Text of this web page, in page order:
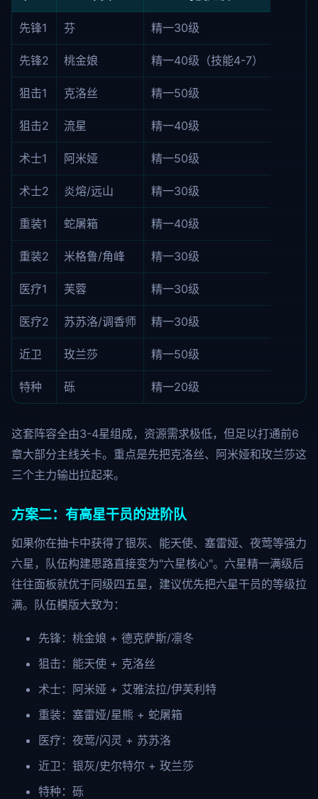
先锋1 芬 精一30级
先锋2 桃金娘 精一40级（技能4-7）
狙击1 克洛丝 精一50级
狙击2 流星 精一40级
术士1 阿米娅 精一50级
术士2 炎熔/远山 精一30级
重装1 蛇屠箱 精一40级
重装2 米格鲁/角峰 精一30级
医疗1 芙蓉 精一30级
医疗2 苏苏洛/调香师 精一30级
近卫 玫兰莎 精一50级
特种 砾 精一20级
这套阵容全由3-4星组成，资源需求极低，但足以打通前6
章大部分主线关卡。重点是先把克洛丝、阿米娅和玫兰莎这
三个主力输出拉起来。
方案二：有高星干员的进阶队
如果你在抽卡中获得了银灰、能天使、塞雷娅、夜莺等强力
六星，队伍构建思路直接变为"六星核心"。六星精一满级后
往往面板就优于同级四五星，建议优先把六星干员的等级拉
满。队伍模版大致为：
先锋：桃金娘 + 德克萨斯/凛冬
狙击：能天使 + 克洛丝
术士：阿米娅 + 艾雅法拉/伊芙利特
重装：塞雷娅/星熊 + 蛇屠箱
医疗：夜莺/闪灵 + 苏苏洛
近卫：银灰/史尔特尔 + 玫兰莎
特种：砾